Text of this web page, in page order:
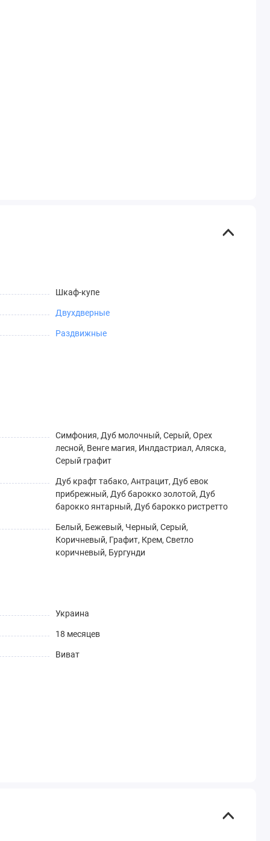
Шкаф-купе
Двухдверные
Раздвижные
Симфония, Дуб молочный, Серый, Орех
лесной, Венге магия, Инлдастриал, Аляска,
Серый графит
Дуб крафт табако, Антрацит, Дуб евок
прибрежный, Дуб барокко золотой, Дуб
барокко янтарный, Дуб барокко ристретто
Белый, Бежевый, Черный, Серый,
Коричневый, Графит, Крем, Светло
коричневый, Бургунди
Украина
18 месяцев
Виват